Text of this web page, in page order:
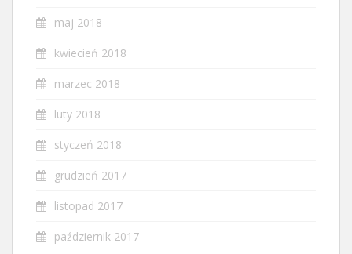
maj 2018
kwiecień 2018
marzec 2018
luty 2018
styczeń 2018
grudzień 2017
listopad 2017
październik 2017